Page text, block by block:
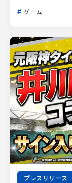
ゲーム
プレスリリース